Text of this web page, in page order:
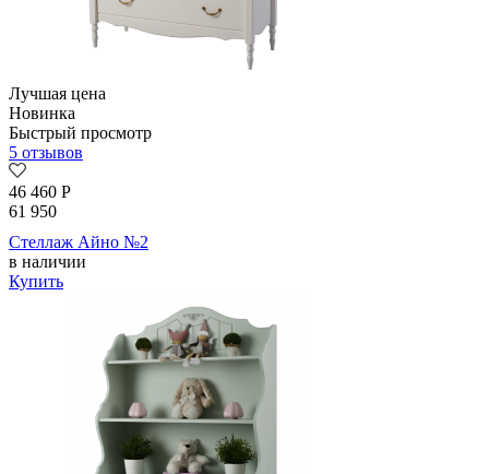
Лучшая цена
Новинка
Быстрый просмотр
5 отзывов
46 460 Р
61 950
Стеллаж Айно №2
в наличии
Купить